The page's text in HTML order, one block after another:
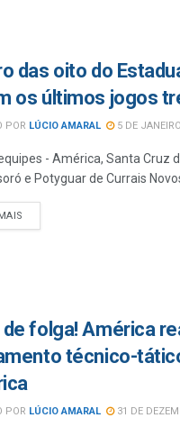
das oito do
os últimos jogos
POR LÚCIO AMARAL 5 DE
- América, Santa Cruz
e Potyguar de Currais
de folga! América
técnico-
POR LÚCIO AMARAL 31 DE